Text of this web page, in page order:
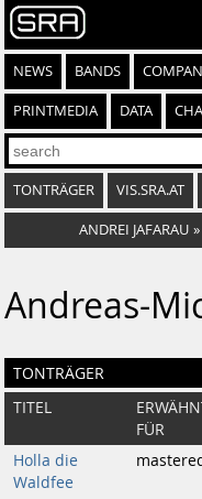
NEWS BANDS
PRINTMEDIA DATA
TONTRÄGER VIS.SRA.AT
ANDREI JAFARAU »
Andreas-
TONTRÄGER
TITEL
FÜR
Holla die
Waldfee